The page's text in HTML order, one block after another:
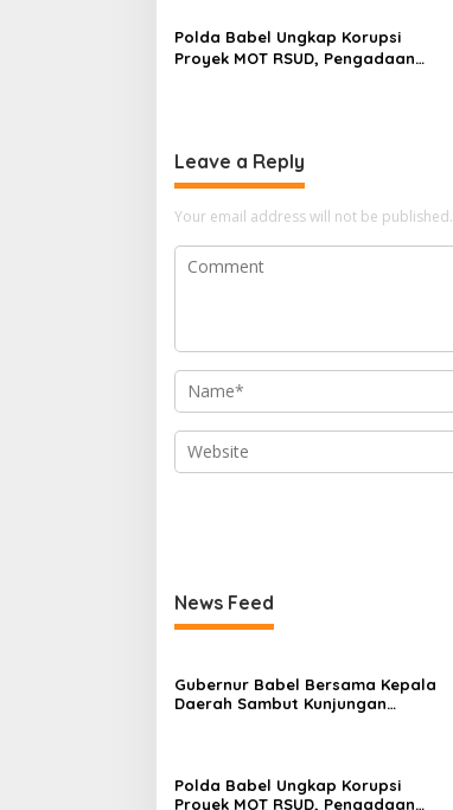
g
a
o
n
Polda Babel Ungkap Korupsi
Proyek MOT RSUD, Pengadaan
Leave a Reply
Your email address will not be published.
News Feed
Gubernur Babel Bersama Kepala
Daerah Sambut Kunjungan
Polda Babel Ungkap Korupsi
Proyek MOT RSUD, Pengadaan